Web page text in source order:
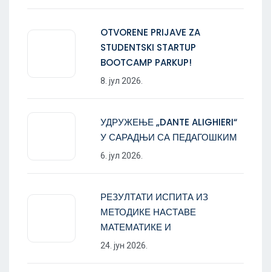
OTVORENE PRIJAVE ZA
STUDENTSKI STARTUP
BOOTCAMP PARKUP!
8. јул 2026.
УДРУЖЕЊЕ „DANTE ALIGHIERI“
У САРАДЊИ СА ПЕДАГОШКИМ
6. јул 2026.
РЕЗУЛТАТИ ИСПИТА ИЗ
МЕТОДИКЕ НАСТАВЕ
МАТЕМАТИКЕ И
24. јун 2026.